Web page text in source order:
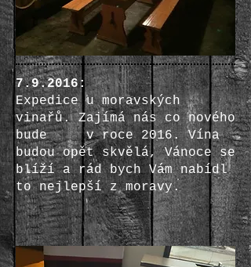
7.9.2016:
Expedice u moravských
vinařů. Zajímá nás co nového
bude v roce 2016. Vína
budou opět skvělá, Vánoce se
blíží a rád bych Vám nabídl
to nejlepší z moravy.​